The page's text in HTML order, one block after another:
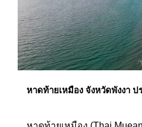
หาดท้ายเหมือง จังหวัดพังงา ป